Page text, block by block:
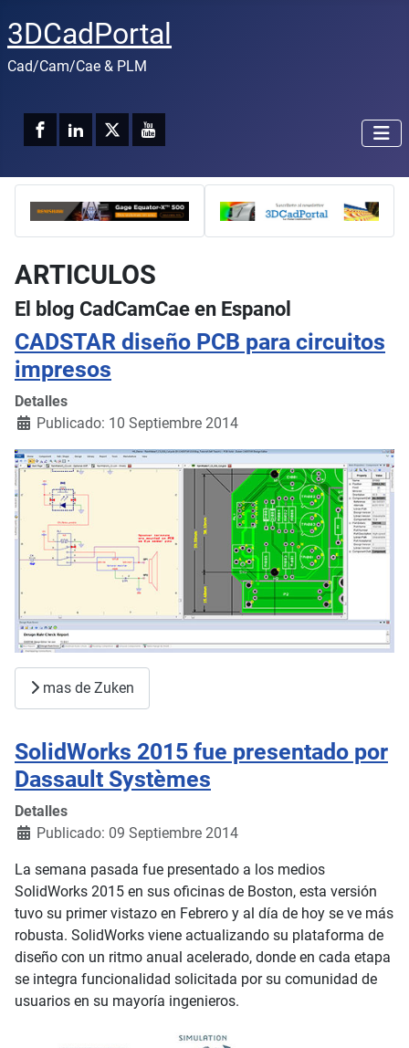
3DCadPortal
Cad/Cam/Cae & PLM
ARTICULOS
El blog CadCamCae en Espanol
CADSTAR diseño PCB para circuitos
impresos
Detalles
Publicado: 10 Septiembre 2014
mas de Zuken
SolidWorks 2015 fue presentado por
Dassault Systèmes
Detalles
Publicado: 09 Septiembre 2014
La semana pasada fue presentado a los medios
SolidWorks 2015 en sus oficinas de Boston, esta versión
tuvo su primer vistazo en Febrero y al día de hoy se ve más
robusta. SolidWorks viene actualizando su plataforma de
diseño con un ritmo anual acelerado, donde en cada etapa
se integra funcionalidad solicitada por su comunidad de
usuarios en su mayoría ingenieros.